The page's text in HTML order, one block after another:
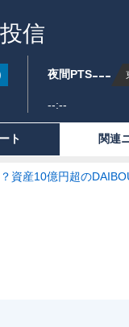
信
夜間PTS---
--:--
ト 関連
資産10億円超の